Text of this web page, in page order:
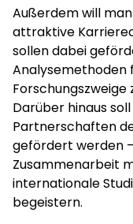
Außerdem will
attraktive
sollen dabei
Analysemethoden
Darüber hinaus
Partnerschaften
gefördert werden
Zusammenarbeit
internationale
begeistern.